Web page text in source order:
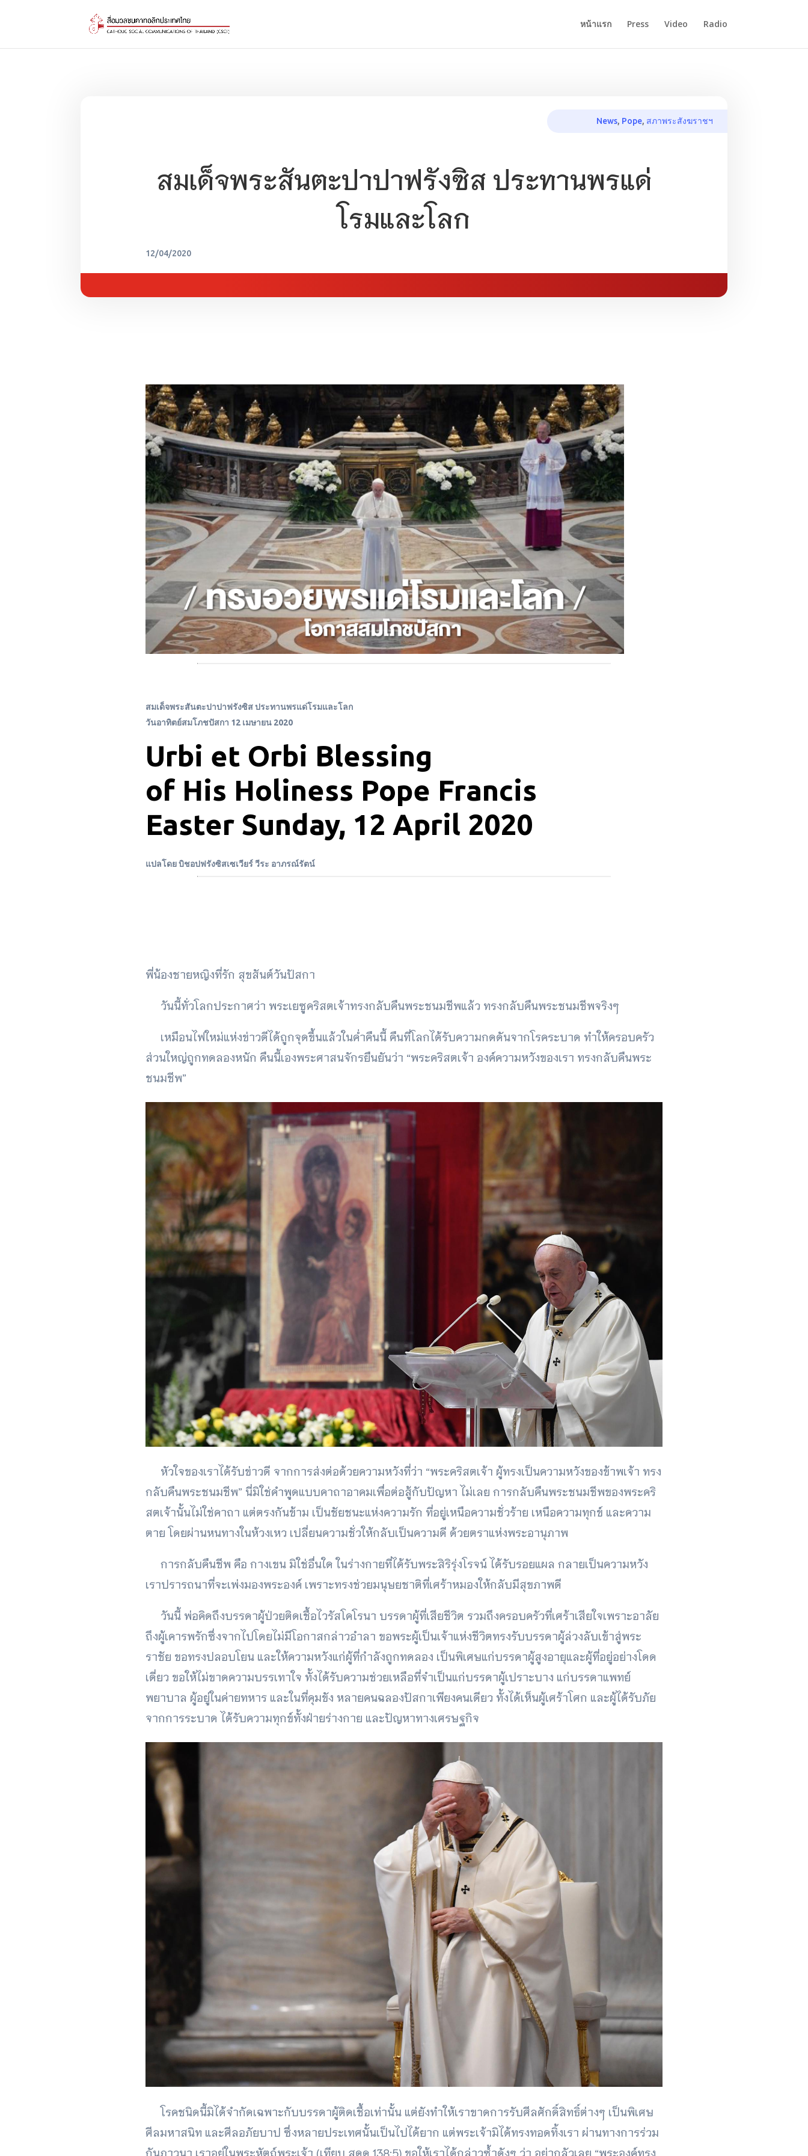
หน้าแรก Press Video Radio
News, Pope, สภาพระสังฆราชฯ
สมเด็จพระสันตะปาปาฟรังซิส ประทานพรแด่
โรมและโลก
12/04/2020
สมเด็จพระสันตะปาปาฟรังซิส ประทานพรแด่โรมและโลก
วันอาทิตย์สมโภชปัสกา 12 เมษายน 2020
Urbi et Orbi Blessing
of His Holiness Pope Francis
Easter Sunday, 12 April 2020
แปลโดย บิชอปฟรังซิสเซเวียร์ วีระ อาภรณ์รัตน์
พี่น้องชายหญิงที่รัก สุขสันต์วันปัสกา
วันนี้ทั่วโลกประกาศว่า พระเยซูคริสตเจ้าทรงกลับคืนพระชนมชีพแล้ว ทรงกลับคืนพระชนมชีพจริงๆ
เหมือนไฟใหม่แห่งข่าวดีได้ถูกจุดขึ้นแล้วในค่ำคืนนี้ คืนที่โลกได้รับความกดดันจากโรคระบาด ทำให้ครอบครัว
ส่วนใหญ่ถูกทดลองหนัก คืนนี้เองพระศาสนจักรยืนยันว่า “พระคริสตเจ้า องค์ความหวังของเรา ทรงกลับคืนพระ
ชนมชีพ”
หัวใจของเราได้รับข่าวดี จากการส่งต่อด้วยความหวังที่ว่า “พระคริสตเจ้า ผู้ทรงเป็นความหวังของข้าพเจ้า ทรง
กลับคืนพระชนมชีพ” นี่มิใช่คำพูดแบบคาถาอาคมเพื่อต่อสู้กับปัญหา ไม่เลย การกลับคืนพระชนมชีพของพระคริ
สตเจ้านั้นไม่ใช่คาถา แต่ตรงกันข้าม เป็นชัยชนะแห่งความรัก ที่อยู่เหนือความชั่วร้าย เหนือความทุกข์ และความ
ตาย โดยผ่านหนทางในห้วงเหว เปลี่ยนความชั่วให้กลับเป็นความดี ด้วยตราแห่งพระอานุภาพ
การกลับคืนชีพ คือ กางเขน มิใช่อื่นใด ในร่างกายที่ได้รับพระสิริรุ่งโรจน์ ได้รับรอยแผล กลายเป็นความหวัง
เราปรารถนาที่จะเพ่งมองพระองค์ เพราะทรงช่วยมนุษยชาติที่เศร้าหมองให้กลับมีสุขภาพดี
วันนี้ พ่อคิดถึงบรรดาผู้ป่วยติดเชื้อไวรัสโคโรนา บรรดาผู้ที่เสียชีวิต รวมถึงครอบครัวที่เศร้าเสียใจเพราะอาลัย
ถึงผู้เคารพรักซึ่งจากไปโดยไม่มีโอกาสกล่าวอำลา ขอพระผู้เป็นเจ้าแห่งชีวิตทรงรับบรรดาผู้ล่วงลับเข้าสู่พระ
ราชัย ขอทรงปลอบโยน และให้ความหวังแก่ผู้ที่กำลังถูกทดลอง เป็นพิเศษแก่บรรดาผู้สูงอายุและผู้ที่อยู่อย่างโดด
เดี่ยว ขอให้ไม่ขาดความบรรเทาใจ ทั้งได้รับความช่วยเหลือที่จำเป็นแก่บรรดาผู้เปราะบาง แก่บรรดาแพทย์
พยาบาล ผู้อยู่ในค่ายทหาร และในที่คุมขัง หลายคนฉลองปัสกาเพียงคนเดียว ทั้งได้เห็นผู้เศร้าโศก และผู้ได้รับภัย
จากการระบาด ได้รับความทุกข์ทั้งฝ่ายร่างกาย และปัญหาทางเศรษฐกิจ
โรคชนิดนี้มิได้จำกัดเฉพาะกับบรรดาผู้ติดเชื้อเท่านั้น แต่ยังทำให้เราขาดการรับศีลศักดิ์สิทธิ์ต่างๆ เป็นพิเศษ
ศีลมหาสนิท และศีลอภัยบาป ซึ่งหลายประเทศนั้นเป็นไปได้ยาก แต่พระเจ้ามิได้ทรงทอดทิ้งเรา ผ่านทางการร่วม
กันภาวนา เราอยู่ในพระหัตถ์พระเจ้า (เทียบ สดด 138:5) ขอให้เราได้กล่าวซ้ำดังๆ ว่า อย่ากลัวเลย “พระองค์ทรง